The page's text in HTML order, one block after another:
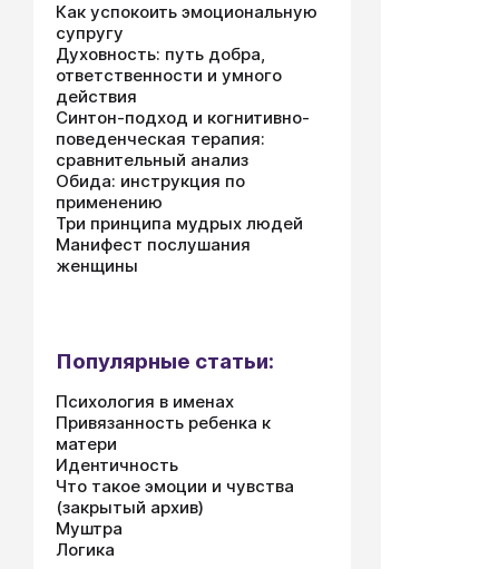
Как успокоить эмоциональную
супругу
Духовность: путь добра,
ответственности и умного
действия
Синтон-подход и когнитивно-
поведенческая терапия:
сравнительный анализ
Обида: инструкция по
применению
Три принципа мудрых людей
Манифест послушания
женщины
Популярные статьи:
Психология в именах
Привязанность ребенка к
матери
Идентичность
Что такое эмоции и чувства
(закрытый архив)
Муштра
Логика